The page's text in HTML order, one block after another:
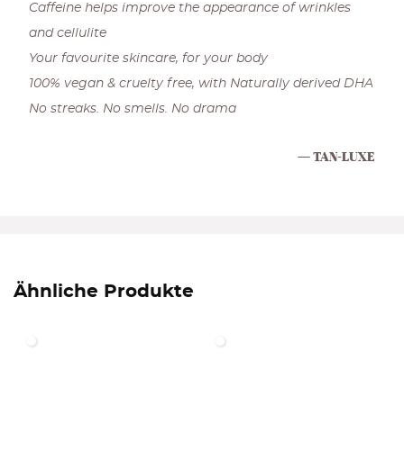
Caffeine helps improve the appearance of wrinkles
and cellulite
Your favourite skincare, for your body
100% vegan & cruelty free, with Naturally derived DHA
No streaks. No smells. No drama
TAN-LUXE
Ähnliche Produkte